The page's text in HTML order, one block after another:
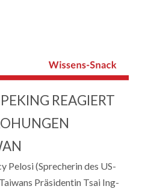
REAGIERT
Pelosi (Sprecherin des US-
Präsidentin Tsai Ing-